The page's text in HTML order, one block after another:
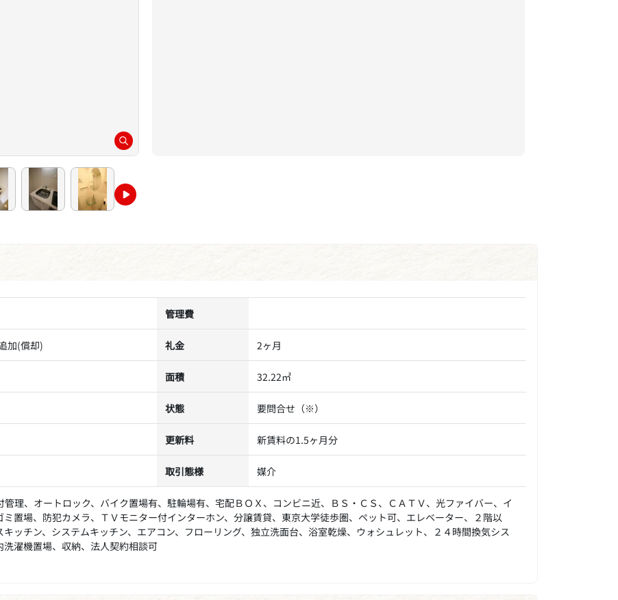
管理費
加(償却) 礼金 2ヶ月
面積 32.22㎡
状態 要問合せ（※）
更新料 新賃料の1.5ヶ月分
取引態様 媒介
管理、オートロック、バイク置場有、駐輪場有、宅配ＢＯＸ、コンビニ近、ＢＳ・ＣＳ、ＣＡＴＶ、光ファイバー、イ
置場、防犯カメラ、ＴＶモニター付インターホン、分譲賃貸、東京大学徒歩圏、ペット可、エレベーター、２階以
ッチン、システムキッチン、エアコン、フローリング、独立洗面台、浴室乾燥、ウォシュレット、２４時間換気シス
濯機置場、収納、法人契約相談可